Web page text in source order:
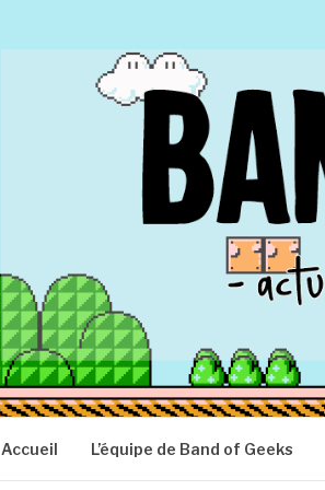
BAND OF
Actu Geek d'hier et d'aujourd'hui
Accueil L’équipe de Band of Geeks